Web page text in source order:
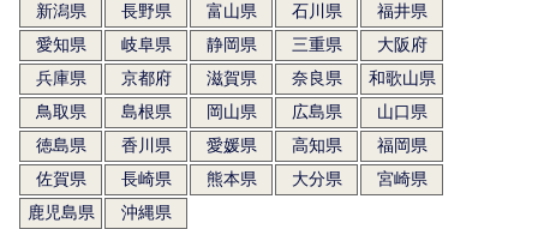
新潟県
長野県 富山県 石川県
福井県
愛知県
岐阜県 静岡県 三重県
大阪府
兵庫県
京都府 滋賀県 奈良県
和歌山県
鳥取県
島根県 岡山県 広島県
山口県
徳島県
香川県 愛媛県 高知県
福岡県
佐賀県
長崎県 熊本県 大分県
宮崎県
鹿児島県
沖縄県